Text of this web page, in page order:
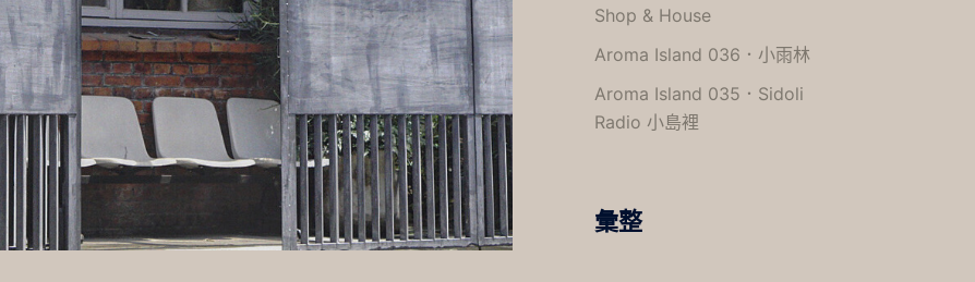
Shop & House
Aroma Island 036．小雨林
Aroma Island 035．Sidoli
Radio 小島裡
彙整